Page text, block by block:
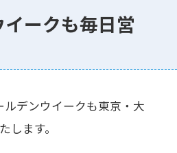
ークも毎日営
ルデンウイークも東京・大
します。